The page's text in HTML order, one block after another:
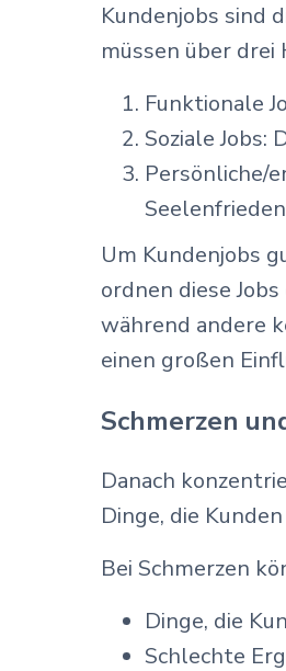
Kundenjobs sind
müssen über drei
Funktionale
Soziale Jobs:
Persönliche/
Um Kundenjobs
ordnen diese
während andere
einen großen
Schmerzen
Danach
Dinge, die
Bei Schmerzen
Dinge, die
Schlechte